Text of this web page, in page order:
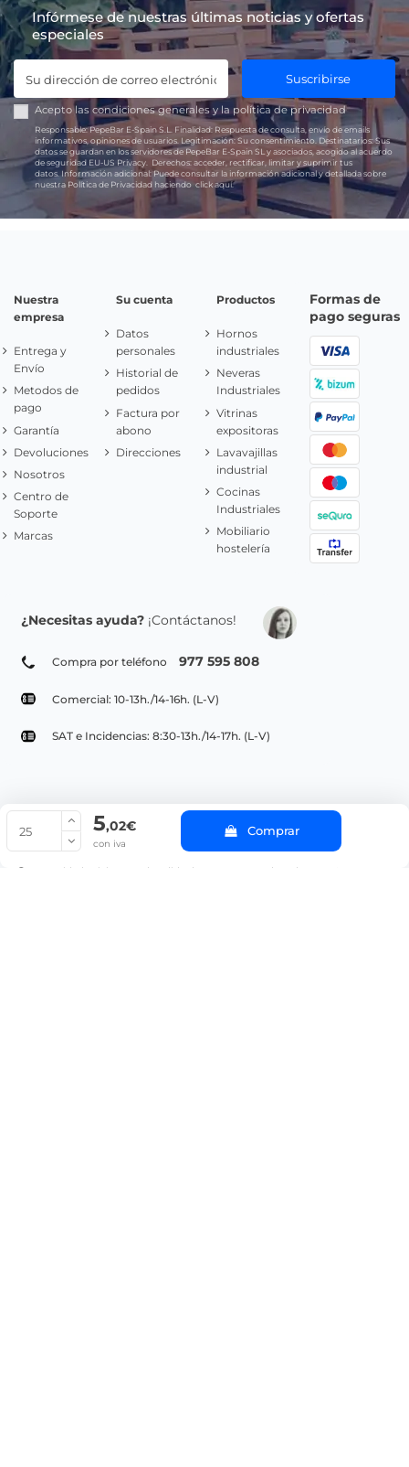
5,02€
con iva
Comprar
La cantidad mínima en el pedido de compra para el producto es 25.
Infórmese de nuestras últimas noticias y ofertas
especiales
Suscribirse
Acepto las condiciones generales y lapolítica de privacidad
Responsable:PepeBar E-Spain S.L. Finalidad: Respuesta de consulta, envío de emails
informativos, opiniones de usuarios. Legitimación: Su consentimiento. Destinatarios:Sus
datos se guardan en los servidores de PepeBar E-Spain SL y asociados, acogido al acuerdo
de seguridad EU-US Privacy. Derechos: acceder, rectificar, limitar y suprimir tus
datos.Información adicional:Puede consultar la información adicional y detallada sobre
nuestra Política de Privacidad haciendoclick aquí.
Nuestra
empresa
Entrega y
Envío
Metodos de
pago
Garantía
Devoluciones
Nosotros
Centro de
Soporte
Marcas
Su cuenta
Datos
personales
Historial de
pedidos
Factura por
abono
Direcciones
Productos
Hornos
industriales
Neveras
Industriales
Vitrinas
expositoras
Lavavajillas
industrial
Cocinas
Industriales
Mobiliario
hostelería
Formas de
pago seguras
¿Necesitas ayuda? ¡Contáctanos!
Compra por teléfono 977 595 808
Comercial: 10-13h./14-16h. (L-V)
SAT e Incidencias: 8:30-13h./14-17h. (L-V)
© Copyright 2022 PepeBar.com |
Aviso legal y
Condiciones generales de compra |
Blog